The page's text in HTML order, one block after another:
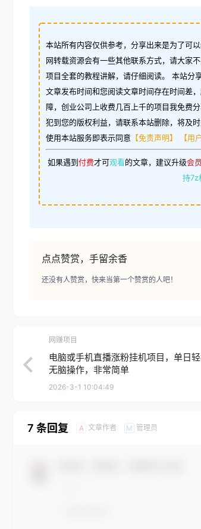
本站所有内容仅供参考，分享出来是为了可
网转载资源会有一些其他联系方式，请大家
项目全套的教程讲解，请仔细阅读。 本站分
文章发布时间和您阅读文章时间存在时间差
障，创业公司上收费几百上千的项目我免费
犯到您的版权利益，请联系本站删除，将及
使用本站服务即表示同意 【免责声明】 【用
如果遇到付费才可观看的文章，建议升级会员
持7z
点点赞赏，手留余香
还没有人赞赏，快来当第一个赞赏的人吧！
网赚项目
电脑或手机直播涨粉挂机项目，单日
无脑操作，非常简单
2026-3-1 10:04:49
7 条回复 A 文章作者 M 管理员